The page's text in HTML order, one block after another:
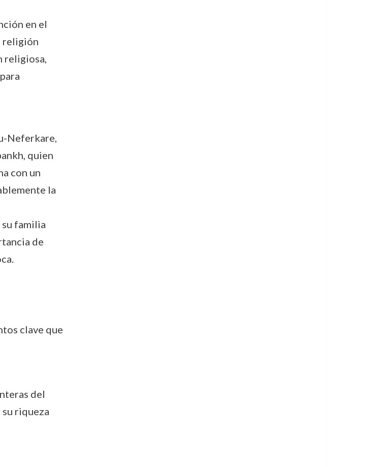
en el
religión
religiosa,
Neferkare,
quien
con un
la
familia
de
clave que
del
riqueza